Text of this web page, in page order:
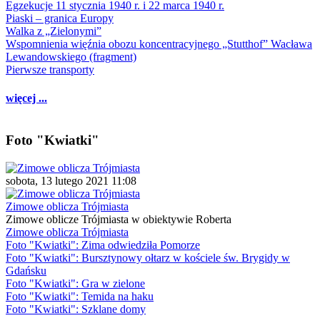
Egzekucje 11 stycznia 1940 r. i 22 marca 1940 r.
Piaski – granica Europy
Walka z „Zielonymi”
Wspomnienia więźnia obozu koncentracyjnego „Stutthof” Wacława
Lewandowskiego (fragment)
Pierwsze transporty
więcej ...
Foto "Kwiatki"
sobota, 13 lutego 2021 11:08
Zimowe oblicza Trójmiasta
Zimowe oblicze Trójmiasta w obiektywie Roberta
Zimowe oblicza Trójmiasta
Foto "Kwiatki": Zima odwiedziła Pomorze
Foto "Kwiatki": Bursztynowy ołtarz w kościele św. Brygidy w
Gdańsku
Foto "Kwiatki": Gra w zielone
Foto "Kwiatki": Temida na haku
Foto "Kwiatki": Szklane domy